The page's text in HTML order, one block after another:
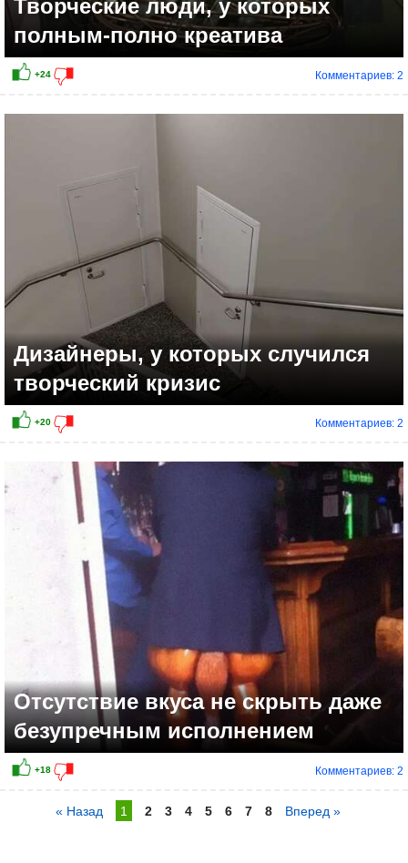
Творческие люди, у которых
полным-полно креатива
Комментариев: 2
Дизайнеры, у которых случился
творческий кризис
Комментариев: 2
Отсутствие вкуса не скрыть даже
безупречным исполнением
Комментариев: 2
« Назад 1 2 3 4 5 6 7 8 Вперед »